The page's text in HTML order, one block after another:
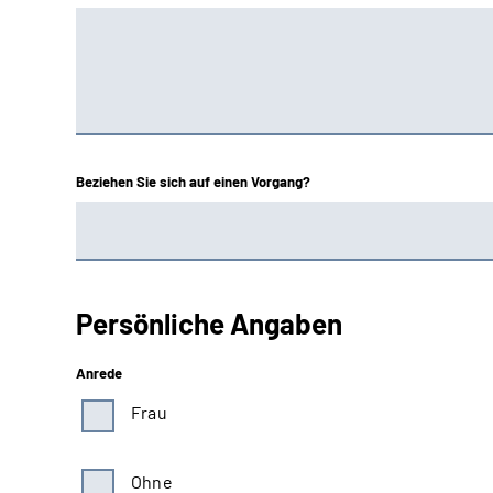
Beziehen Sie sich auf einen Vorgang?
Persönliche Angaben
Anrede
Frau
Ohne